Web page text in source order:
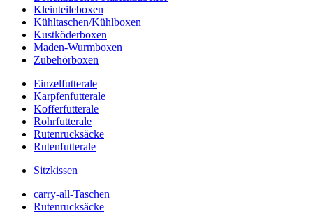
Kleinteileboxen
Kühltaschen/Kühlboxen
Kustköderboxen
Maden-Wurmboxen
Zubehörboxen
Einzelfutterale
Karpfenfutterale
Kofferfutterale
Rohrfutterale
Rutenrucksäcke
Rutenfutterale
Sitzkissen
carry-all-Taschen
Rutenrucksäcke